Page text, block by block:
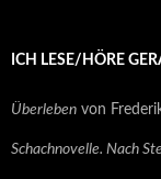
ICH LESE/HÖRE
Überleben von
Schachnovelle. Nach